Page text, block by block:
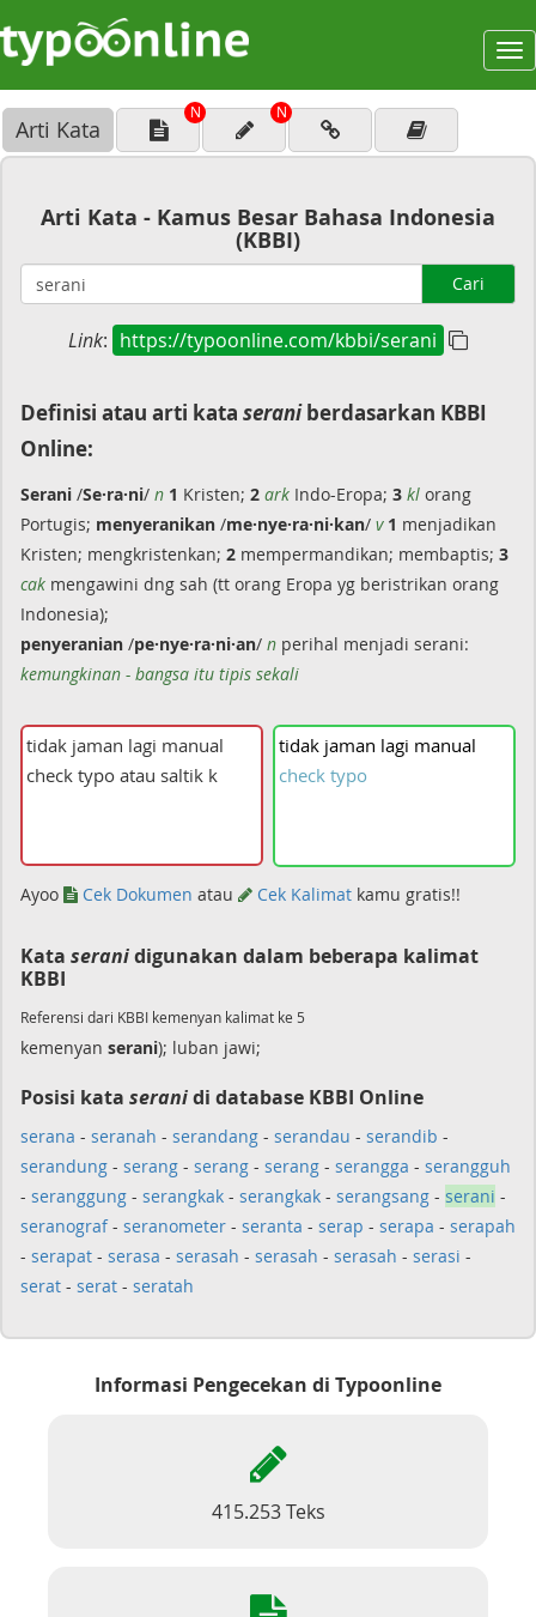
Arti Kata
N N
Arti Kata - Kamus Besar Bahasa Indonesia
(KBBI)
Cari
Link: https://typoonline.com/kbbi/serani
Definisi atau arti kata seraniberdasarkan KBBI
Online:
Serani /Se·ra·ni/ n 1 Kristen; 2 ark Indo-Eropa; 3 kl orang
Portugis; menyeranikan /me·nye·ra·ni·kan/ v 1 menjadikan
Kristen; mengkristenkan; 2 mempermandikan; membaptis; 3
cak mengawini dng sah (tt orang Eropa yg beristrikan orang
Indonesia);
penyeranian /pe·nye·ra·ni·an/ n perihal menjadi serani:
kemungkinan - bangsa itu tipis sekali
tidak jaman lagi manual
check typo
Ayoo Cek Dokumen atau Cek Kalimat kamu gratis!!
Kata seranidigunakan dalam beberapa kalimat
KBBI
Referensi dari KBBI kemenyan kalimat ke 5
kemenyan serani); luban jawi;
Posisi kata seranidi database KBBI Online
serana - seranah - serandang - serandau - serandib -
serandung - serang - serang - serang - serangga - serangguh
- seranggung - serangkak - serangkak - serangsang - serani -
seranograf- seranometer - seranta - serap - serapa - serapah
- serapat - serasa - serasah - serasah - serasah - serasi -
serat - serat - seratah
Informasi Pengecekan di Typoonline
415.253 Teks